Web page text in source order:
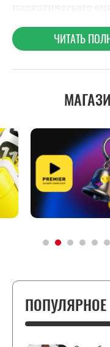
ПОПУЛЯРНОЕ